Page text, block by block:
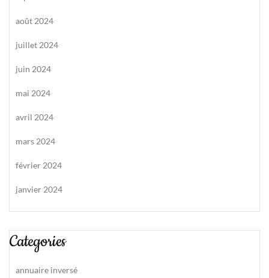
août 2024
juillet 2024
juin 2024
mai 2024
avril 2024
mars 2024
février 2024
janvier 2024
Categories
annuaire inversé